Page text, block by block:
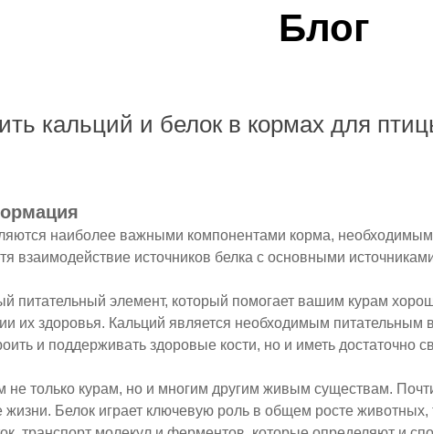
Блог
кальций и белок в кормах для
наиболее важными компонентами корма,
взаимодействие источников белка с основными
питательный элемент, который помогает вашим курам
их здоровья. Кальций является необходимым питательным
и поддерживать здоровые кости, но и иметь достаточно
не только курам, но и многим другим живым существам.
жизни. Белок играет ключевую роль в общем росте